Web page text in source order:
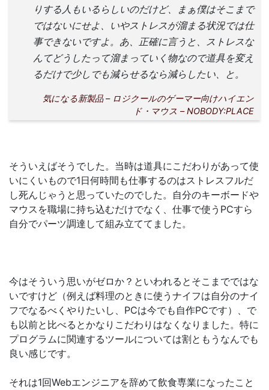
りする人もいるらしいのだけど、まぁ僕はそこまで
ではないにせよ、いやストレスが溜まる状況では仕
事できないですよ。あ、正確に言うと、ストレスな
んてどうしたって溜まっていく物なので道具を変え
るだけで少しでも減らせるなら減らしたい、と。
気になる新製品 – ロジクールのゲーマー向けハイエン
ド・マウス – NOBODY:PLACE
そういえばそうでした。当時は道具にこだわりがあって使
いにくいもので1日何時間も仕事するのはストレスフルだ
し死んじゃうと思っていたのでした。自分のキーボードや
マウスを職場に持ち込むだけでなく、仕事で使うPCすら
自分でパーツ調達して組み立ててました。
今はそういう思いがゼロか？といわれるとそこまでではな
いですけど（例えば料理のときに使うナイフは自分のナイ
フでなるべくやりたいし、PCは今でも自作PCです）、で
も以前と比べるとかなりこだわりはなくなりました。特に
プログラムに関連するツールについては割ともうなんでも
良い感じです。
それは1回Webエンジニアを辞めて飲食専業になったこと